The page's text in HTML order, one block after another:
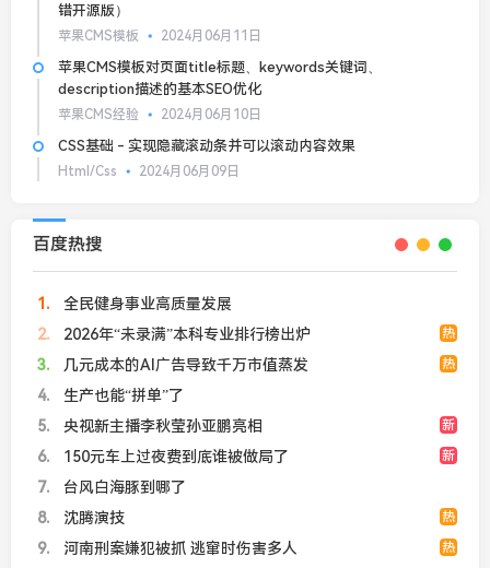
错开源版）
苹果CMS模板 2024月06月11日
苹果CMS模板对页面title标题、keywords关键词、
description描述的基本SEO优化
苹果CMS经验 2024月06月10日
CSS基础 - 实现隐藏滚动条并可以滚动内容效果
Html/Css 2024月06月09日
百度热搜
1
全民健身事业高质量发展
2
热
2026年“未录满”本科专业排行榜出炉
3
热
几元成本的AI广告导致千万市值蒸发
4
生产也能“拼单”了
5
新
央视新主播李秋莹孙亚鹏亮相
6
新
150元车上过夜费到底谁被做局了
7
台风白海豚到哪了
8
热
沈腾演技
9
热
河南刑案嫌犯被抓 逃窜时伤害多人